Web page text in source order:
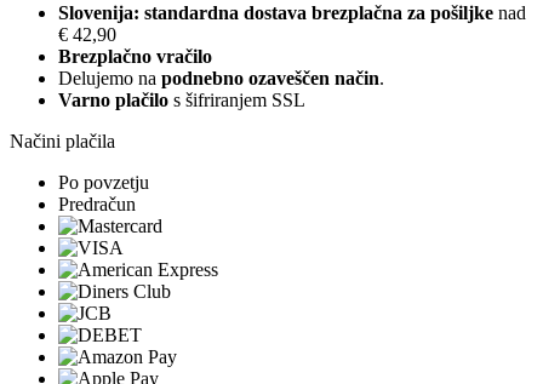
Slovenija: standardna dostava brezplačna za pošiljke nad
€ 42,90
Brezplačno vračilo
Delujemo na podnebno ozaveščen način.
Varno plačilo s šifriranjem SSL
Načini plačila
Po povzetju
Predračun